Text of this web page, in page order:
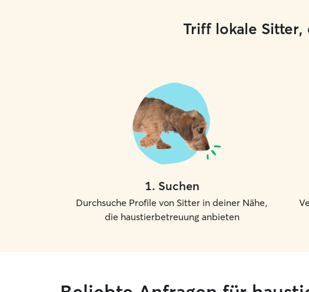
Triff lokale Sitter,
1. Suchen
Durchsuche Profile von Sitter in deiner Nähe,
die haustierbetreuung anbieten